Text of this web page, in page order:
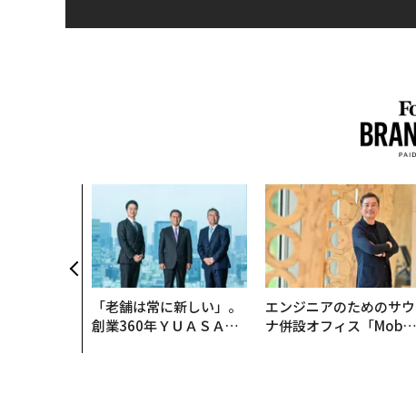
「老舗は常に新しい」。
創業360年ＹＵＡＳＡと
エンジニアのためのサウ
ナ併設オフィス「Mobiu